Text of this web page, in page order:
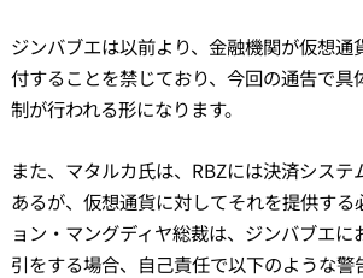
ジンバブエは以前より、金融機関が仮想通
付することを禁じており、今回の通告で具
制が行われる形になります。
また、マタルカ氏は、RBZには決済システ
あるが、仮想通貨に対してそれを提供す
ョン・マングディヤ総裁は、ジンバブエに
引をする場合、自己責任で以下のような警